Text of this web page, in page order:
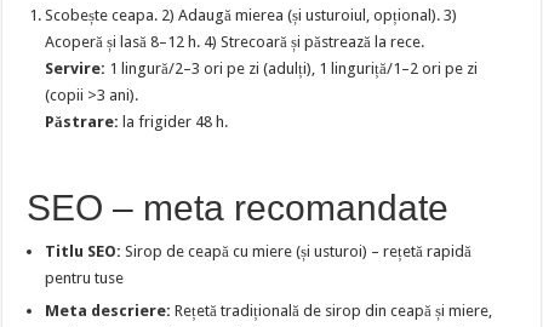
Scobește ceapa. 2) Adaugă mierea (și usturoiul, opțional). 3)
Acoperă și lasă 8–12 h. 4) Strecoară și păstrează la rece.
Servire: 1 lingură/2–3 ori pe zi (adulți), 1 linguriță/1–2 ori pe zi
(copii >3 ani).
Păstrare: la frigider 48 h.
SEO – meta recomandate
Titlu SEO: Sirop de ceapă cu miere (și usturoi) – rețetă rapidă
pentru tuse
Meta descriere: Rețetă tradițională de sirop din ceapă și miere,